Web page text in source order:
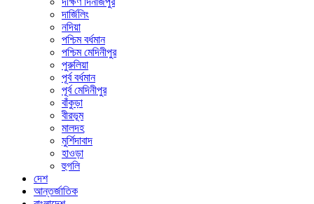
দার্জিলিং
নদিয়া
পশ্চিম বর্ধমান
পশ্চিম মেদিনীপুর
পুরুলিয়া
পূর্ব বর্ধমান
পূর্ব মেদিনীপুর
বাঁকুড়া
বীরভূম
মালদহ
মুর্শিদাবাদ
হাওড়া
হুগলি
দেশ
আন্তর্জাতিক